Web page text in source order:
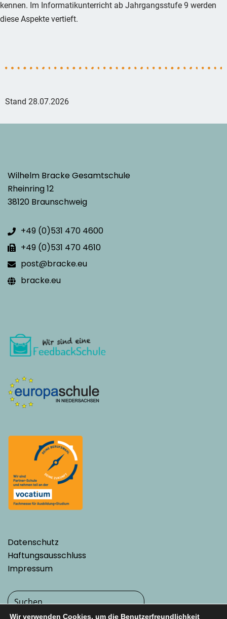
kennen. Im Informatikunterricht ab Jahrgangsstufe 9 werden
diese Aspekte vertieft.
Stand 28.07.2026
Wilhelm Bracke Gesamtschule
Rheinring 12
38120 Braunschweig
+49 (0)531 470 4600
+49 (0)531 470 4610
post@bracke.eu
bracke.eu
Datenschutz
Haftungsausschluss
Impressum
Wir verwenden Cookies, um die Benutzerfreundlichkeit